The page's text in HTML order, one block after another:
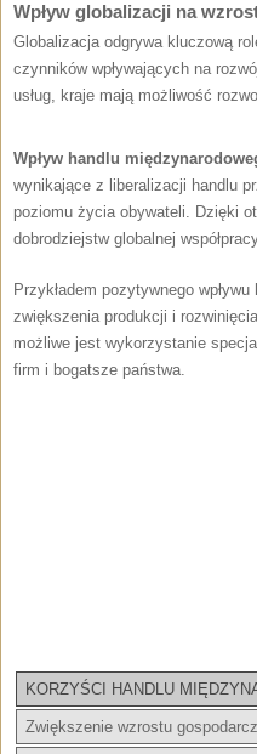
Wpływ globalizacji na
Globalizacja odgrywa kluczową
czynników wpływających na
usług, kraje mają możliwość
Wpływ handlu
wynikające z liberalizacji handlu
poziomu życia obywateli. Dzięki
dobrodziejstw globalnej
Przykładem pozytywnego
zwiększenia produkcji i
możliwe‍ jest wykorzystanie
firm i bogatsze państwa.
KORZYŚCI HANDLU
Zwiększenie wzrostu‍